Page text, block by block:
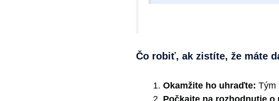
Čo robiť, ak zistíte, že máte
Okamžite ho uhraďte: Tým